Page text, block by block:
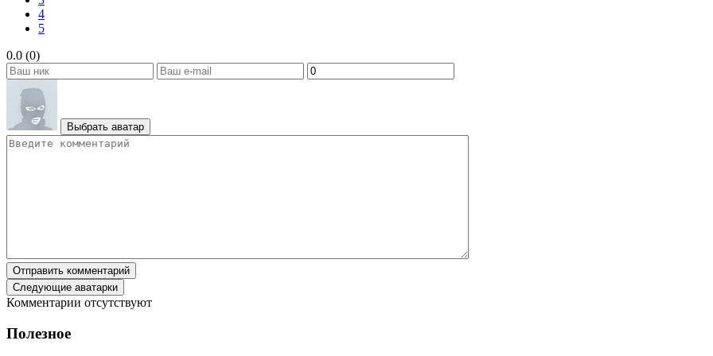
4
5
0.0 (0)
Выбрать аватар
Отправить комментарий
Следующие аватарки
Комментарии отсутствуют
Полезное